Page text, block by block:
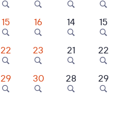
Нет рейсов по этому
15 16
22 23
29 30
14 15
21 22
28 29